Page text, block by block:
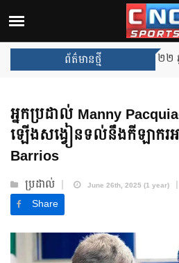
ព័ត៌មានថ្មី
Arsenal បញ្ចប់ការរង់ចាំ ២២ ឆ្ន
អ្នកប្រដាល់ Manny
ឡើងសង្វៀនទល់នឹងកីឡាករអ
Barrios
ប្រដាល់ June 26th, 2025 (1 year)
Share